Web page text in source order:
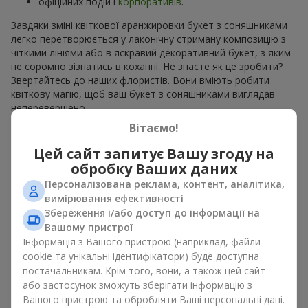
Завдяки зміні квіткової аранжировки букет з соняшниками
легко перетворюється у лаконічну стриману композицію з
чіткими лініями або в яскравий декоративний букет, з яким
не соромно зізнатись в коханні. Не знаєте як це зробити?
Звертайтесь до наших флористів. Вони вміють робити
квіткову магію, щоб ваш букет з соняшниками виглядав
неперевершено.
Види букетів з соняшниками
Асортимент Flowers.uaдозволяє вибрати букети з
соняшниками у різних стилях. На наших сторінках ви можете
знайти:
моно букети з 7, 9 або 11 квітів;
ніжні композиції доповненні сезонними рослинами;
витончені поєднання з класичними трояндами;
яскраві букети з паростками ніжної зелені.
Єдиний нюанс, соняшники — це сезонні квіти, які доступні
для продажу лише в сезон цвітіння.
Вітаємо!
Цей сайт запитує Вашу згоду на
обробку Ваших даних
Персоналізована реклама, контент, аналітика,
вимірювання ефективності
Збереження і/або доступ до інформації на
Вашому пристрої
Інформація з Вашого пристрою (наприклад, файли
cookie та унікальні ідентифікатори) буде доступна
постачальникам. Крім того, вони, а також цей сайт
або застосунок зможуть зберігати інформацію з
Вашого пристрою та обробляти Ваші персональні дані.